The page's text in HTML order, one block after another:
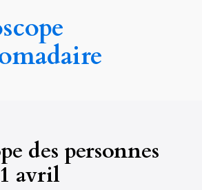
des personnes
avril